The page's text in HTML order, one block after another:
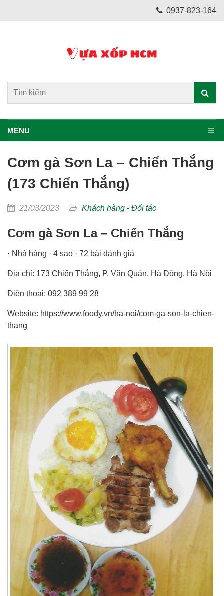
0937-823-164
MENU
Cơm gà Sơn La – Chiến Thắng
(173 Chiến Thắng)
21/03/2023 Khách hàng - Đối tác
Cơm gà Sơn La – Chiến Thắng
· Nhà hàng · 4 sao · 72 bài đánh giá
Địa chỉ: 173 Chiến Thắng, P. Văn Quán, Hà Đông, Hà Nội
Điện thoại: 092 389 99 28
Website: https://www.foody.vn/ha-noi/com-ga-son-la-chien-
thang